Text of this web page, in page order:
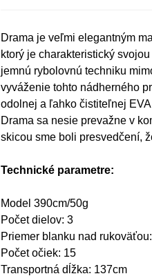
Drama je veľmi elegantným
ktorý je charakteristický
jemnú rybolovnú techniku
vyváženie tohto nádherného
odolnej a ľahko čistiteľnej
Drama sa nesie prevažne v
skicou sme boli presvedčení,
Technické parametre:
Model 390cm/50g
Počet dielov: 3
Priemer blanku nad
Počet očiek: 15
Transportná dĺžka: 137cm